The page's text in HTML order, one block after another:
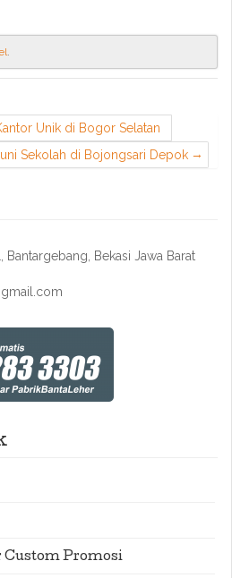
.
Unik di Bogor Selatan
Sekolah di Bojongsari Depok
Bantargebang, Bekasi Jawa Barat
Custom Promosi